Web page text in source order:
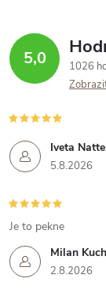
5,0
1026
Iveta
5.8.2026
Milan
2.8.2026
Je to pekne